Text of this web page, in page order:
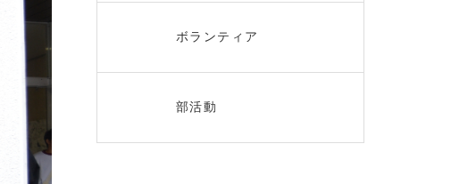
ボランティア
部活動